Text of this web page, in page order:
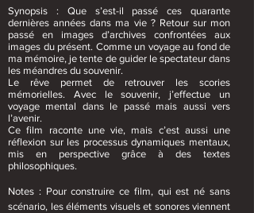
Synopsis : Que s’est-il passé ces quarante
dernières années dans ma vie ? Retour sur mon
passé en images d’archives confrontées aux
images du présent. Comme un voyage au fond de
ma mémoire, je tente de guider le spectateur dans
les méandres du souvenir.
Le rêve permet de retrouver les scories
mémorielles. Avec le souvenir, j’effectue un
voyage mental dans le passé mais aussi vers
l’avenir.
Ce film raconte une vie, mais c’est aussi une
réflexion sur les processus dynamiques mentaux,
mis en perspective grâce à des textes
philosophiques.
Notes : Pour construire ce film, qui est né sans
scénario, les éléments visuels et sonores viennent